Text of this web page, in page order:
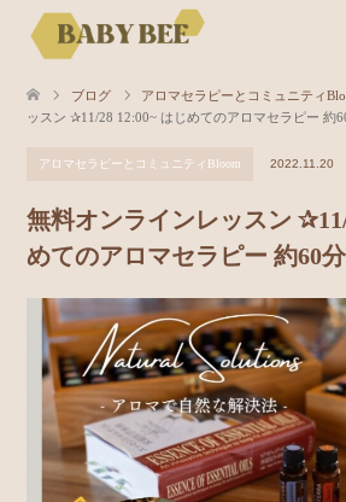
ブログ アロマセラピーとコミュニティ
ッスン ✰11/28 12:00~ はじめてのアロマセラピー 約
アロマセラピーとコミュニティBloom 2022.11.20
無料オンラインレッスン
めてのアロマセラピー 約60